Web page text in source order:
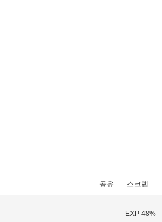
공유 스크랩
EXP 48%